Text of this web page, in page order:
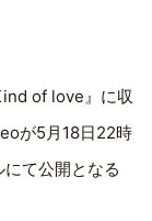
of love』に収
が5月18日22時
て公開となる